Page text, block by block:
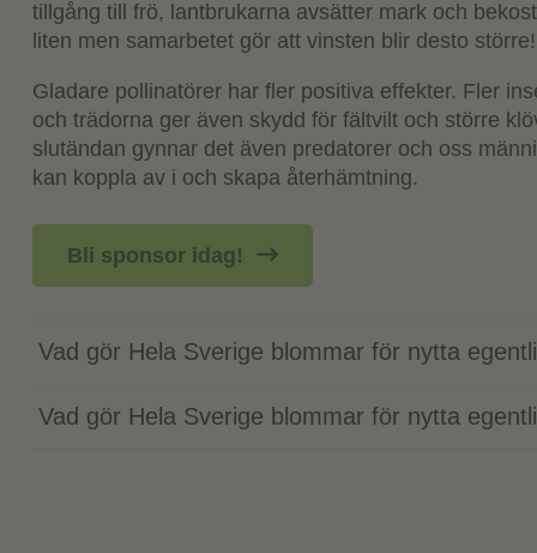
tillgång till frö, lantbrukarna avsätter mark och
liten men samarbetet gör att vinsten blir desto större!
Gladare pollinatörer har fler positiva effekter. Fler
och trädorna ger även skydd för fältvilt och större
slutändan gynnar det även predatorer och oss
kan koppla av i och skapa återhämtning.
Bli sponsor idag!
Vad gör Hela Sverige blommar för nytta
Vad gör Hela Sverige blommar för nytta